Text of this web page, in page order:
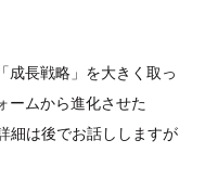
成長戦略」を大きく取っ
ームから進化させた
細は後でお話ししますが